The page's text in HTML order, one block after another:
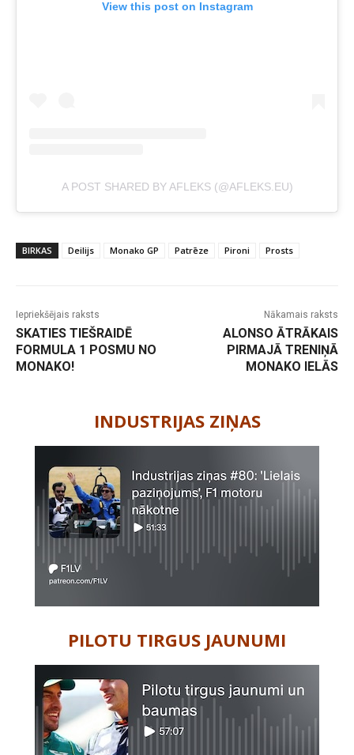
View this post on Instagram
A POST SHARED BY AFLEKS (@AFLEKS.EU)
BIRKAS Deilijs Monako GP Patrēze Pironi Prosts
Iepriekšējais raksts
SKATIES TIEŠRAIDĒ
FORMULA 1 POSMU NO
MONAKO!
Nākamais raksts
ALONSO ĀTRĀKAIS
PIRMAJĀ TRENIŅĀ
MONAKO IELĀS
INDUSTRIJAS ZIŅAS
PILOTU TIRGUS JAUNUMI